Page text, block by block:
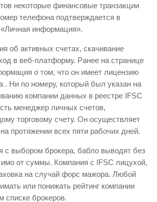
некоторые финансовые транзакции
телефона подтверждается в
информация».
об активных счетах, скачивание
в веб-платформу. Ранее на странице
о том, что он имеет лицензию
. Ни по номеру, который был указан на
компании данных в реестре IFSC
менеджер личных счетов,
торговому счету. Он осуществляет
протяжении всех пяти рабочих дней.
с выбором брокера, бабло выводят без
от суммы. Компания с IFSC лицухой,
на случай форс мажора. Любой
или понижать рейтинг компании
списке брокеров.